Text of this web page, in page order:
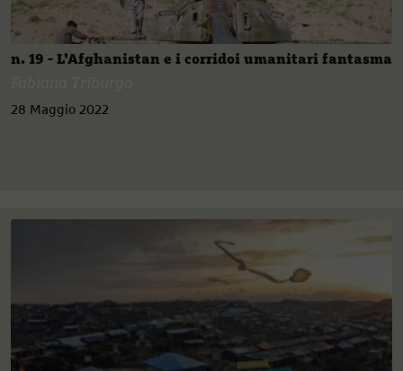
n. 19 - L’Afghanistan e i corridoi umanitari fantasma
28 Maggio 2022